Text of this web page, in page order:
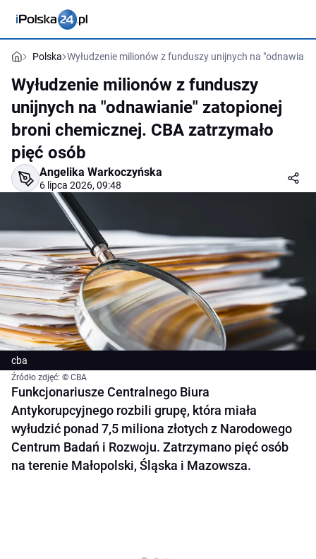
Polska Wyłudzenie milionów z funduszy unijnych na
Wyłudzenie milionów z funduszy
unijnych na "odnawianie" zatopionej
broni chemicznej. CBA zatrzymało
pięć osób
Angelika Warkoczyńska
6 lipca 2026, 09:48
cba
Źródło zdjęć: © CBA
Funkcjonariusze Centralnego Biura
Antykorupcyjnego rozbili grupę, która miała
wyłudzić ponad 7,5 miliona złotych z Narodowego
Centrum Badań i Rozwoju. Zatrzymano pięć osób
na terenie Małopolski, Śląska i Mazowsza.